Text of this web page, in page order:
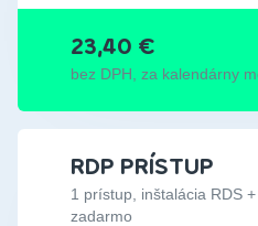
23,40 €
bez DPH, za kalendárny
RDP PRÍSTUP
1 prístup, inštalácia RDS
zadarmo